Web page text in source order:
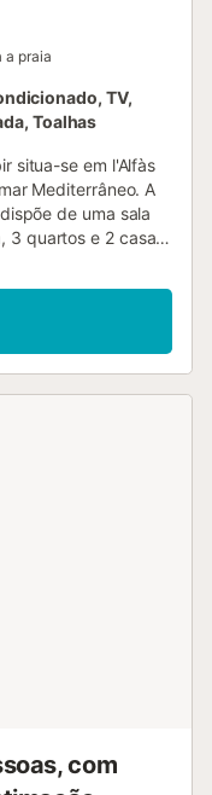
a praia
TV,
Toalhas
situa-se em l'Alfàs
Mediterrâneo. A
de uma sala
3 quartos e 2 casas
velocidade (ideal
e
encontrarão
e churrasqueira.
com